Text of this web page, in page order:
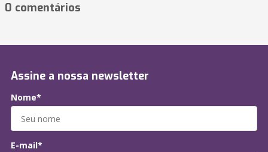
0 comentários
Assine a nossa newsletter
Nome*
E-mail*